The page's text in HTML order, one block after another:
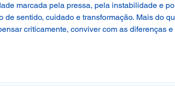
marcada pela pressa, pela instabilidade e
de sentido, cuidado e transformação. Mais do
criticamente, conviver com as diferenças